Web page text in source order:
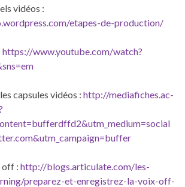
vidéos :
etapes-de-production/
https://www.youtube.com/watch?
capsules vidéos : http://mediafiches.ac-
off : http://blogs.articulate.com/les-
preparez-et-enregistrez-la-voix-off-